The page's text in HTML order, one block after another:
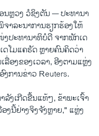
ນຫຼວງ ວໍຊິງຕັນ —ປະທານາ
າລະນາການຮຽກຮ້ອງໃຫ້
ປະທານາທິບໍດີ ຈາກພັກເດ
ດໂມແຄຣັດ ຫຼາຍຄົນຄິດວ່າ
ອງຂອງເວລາ, ອີງຕາມແຫຼ່ງ
ການຂ່າວ Reuters.
ງເກີດຂື້ນແທ້ໆ, ຂ້າພະເຈົ້າ
ງນີ້ຢ່າງຈິງຈັງຫຼາຍ," ແຫຼ່ງ